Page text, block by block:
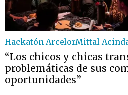
Hackatón ArcelorMittal
“Los chicos y chicas
problemáticas de sus
oportunidades”